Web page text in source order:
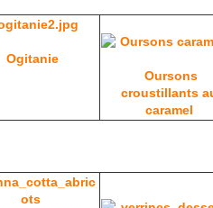
Ogitanie
Oursons
croustillants
caramel